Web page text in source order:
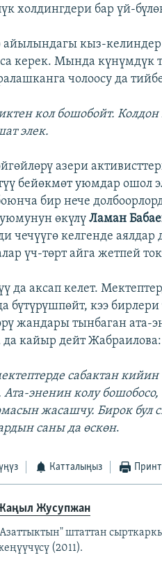
холдингдери бар үй-
айылындагы кыз-
керек. Мында күнүмдүк
чолоосу да
кол бошобойт.
элек.
азери
бейөкмөт уюмдар ошол
бир нече
уюмунун өкүлүЛаман
чечүүгө келгенде
үч-төрт айга жетпей
да аксап келет.
бүтүрүшпөйт, кээ
жандары тынбаган ата-
да кайыр дейт Жабраилова:
сабактан
Ата-эненин колу
жасашчу. Бирок бул
саны да өскөн.
Катталыңыз
Жусупжан
штаттан
(2011).